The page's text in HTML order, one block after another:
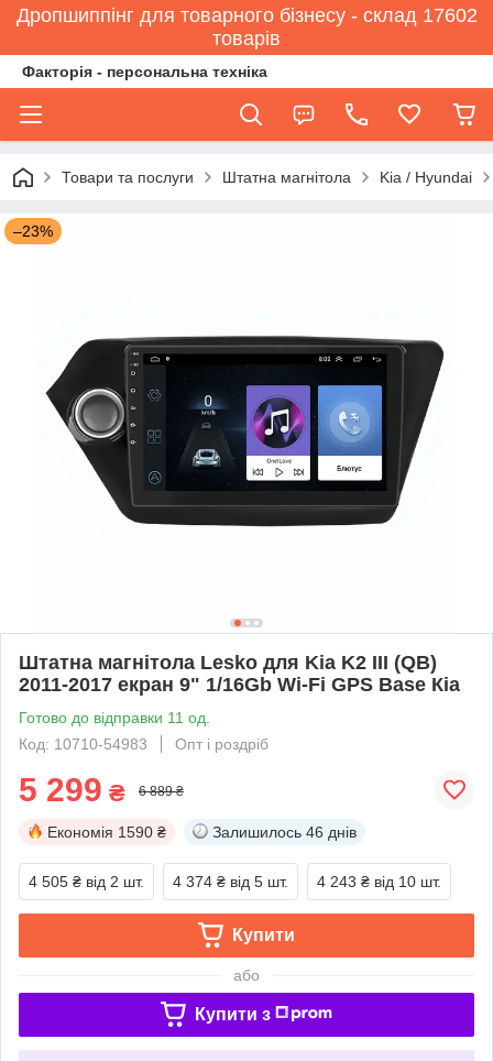
Дропшиппінг для товарного бізнесу - склад 17602
товарів
Факторія - персональна техніка
Товари та послуги Штатна магнітола Kia / Hyundai
–23%
Штатна магнітола Lesko для Kia K2 III (QB)
2011-2017 екран 9" 1/16Gb Wi-Fi GPS Base Кіа
Готово до відправки 11 од.
Код: 10710-54983
Опт і роздріб
5 299 ₴ 6 889 ₴
Економія 1590 ₴ Залишилось 46 днів
4 505 ₴ від 2 шт. 4 374 ₴ від 5 шт. 4 243 ₴ від 10 шт.
Купити
або
Купити з